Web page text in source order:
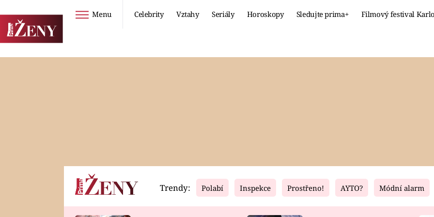
Menu Celebrity Vztahy Seriály Horoskopy Sledujte prima+ Filmový festival
Horoskopy Video Fresh Living
Trendy: Polabí Inspekce Prostřeno! AYTO? Módní alarm